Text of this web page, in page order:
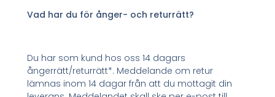
Vad har du för ånger- och returrätt?
Du har som kund hos oss 14 dagars
ångerrätt/returrätt*. Meddelande om retur
lämnas inom 14 dagar från att du mottagit din